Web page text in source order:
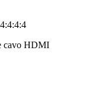
cavo HDMI